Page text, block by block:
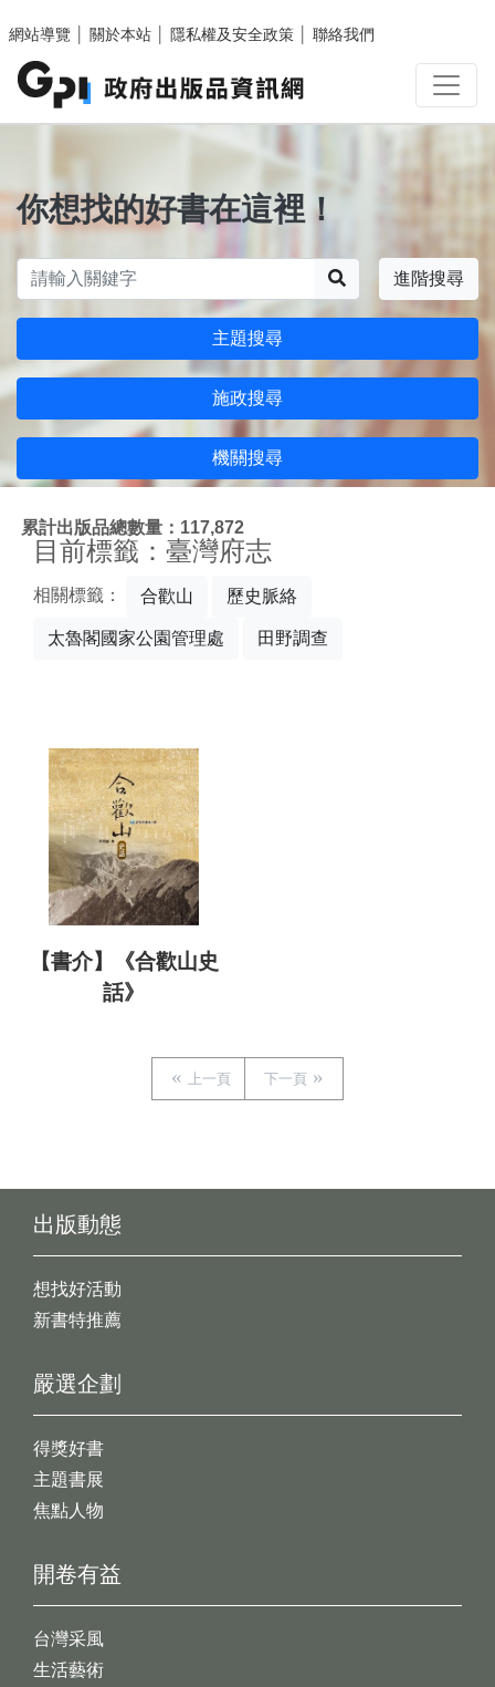
網站導覽
關於本站 隱私權及安全政策 聯絡我們
你想找的好書在這裡！
進階搜尋
主題搜尋
施政搜尋
機關搜尋
累計出版品總數量：117,872
目前標籤：臺灣府志
相關標籤： 合歡山 歷史脈絡
太魯閣國家公園管理處 田野調查
【書介】《合歡山史
話》
上一頁 下一頁
出版動態
想找好活動
新書特推薦
開卷有益
台灣采風
生活藝術
嚴選企劃
得獎好書
主題書展
焦點人物